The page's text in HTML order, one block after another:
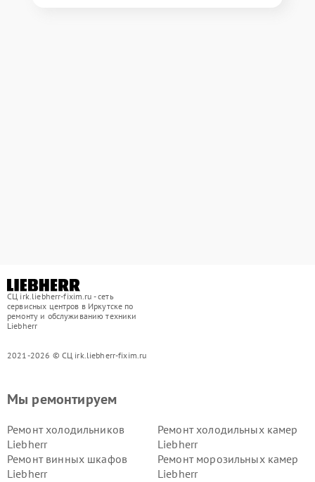
СЦ irk.liebherr-fixim.ru - сеть
сервисных центров в Иркутске по
ремонту и обслуживанию техники
Liebherr
2021-2026 © СЦ irk.liebherr-fixim.ru
Мы ремонтируем
Ремонт холодильников
Liebherr
Ремонт холодильных камер
Liebherr
Ремонт винных шкафов
Liebherr
Ремонт морозильных камер
Liebherr